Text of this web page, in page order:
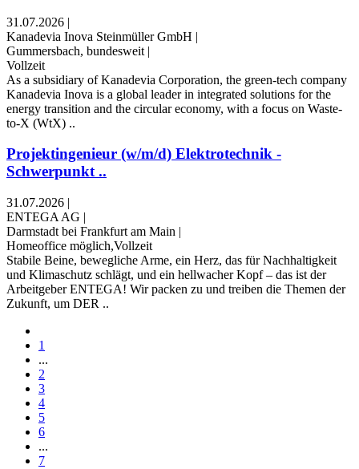
31.07.2026 |
Kanadevia Inova Steinmüller GmbH |
Gummersbach, bundesweit |
Vollzeit
As a subsidiary of Kanadevia Corporation, the green-tech company
Kanadevia Inova is a global leader in integrated solutions for the
energy transition and the circular economy, with a focus on Waste-
to-X (WtX) ..
Projektingenieur (w/m/d) Elektrotechnik -
Schwerpunkt ..
31.07.2026 |
ENTEGA AG |
Darmstadt bei Frankfurt am Main |
Homeoffice möglich,Vollzeit
Stabile Beine, bewegliche Arme, ein Herz, das für Nachhaltigkeit
und Klimaschutz schlägt, und ein hellwacher Kopf – das ist der
Arbeitgeber ENTEGA! Wir packen zu und treiben die Themen der
Zukunft, um DER ..
1
...
2
3
4
5
6
...
7